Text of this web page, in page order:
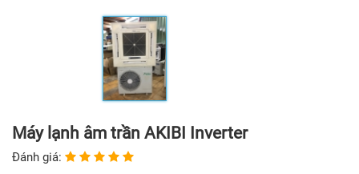
Máy lạnh âm trần AKIBI Inverter
Đánh giá: